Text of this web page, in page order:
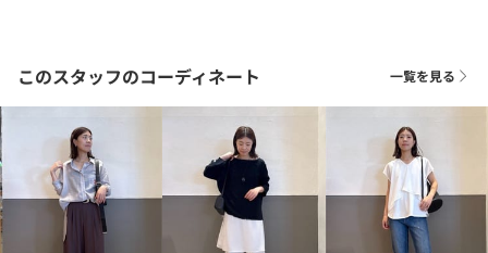
このスタッフのコーディネート 一覧を見る